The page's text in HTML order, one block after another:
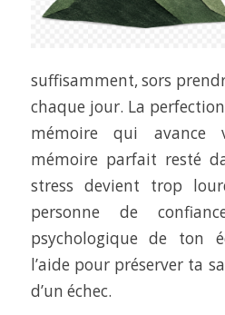
suffisamment, sors
chaque jour. La
mémoire qui avance
mémoire parfait resté
stress devient trop
personne de
psychologique de ton
l’aide pour préserver ta
d’un échec.